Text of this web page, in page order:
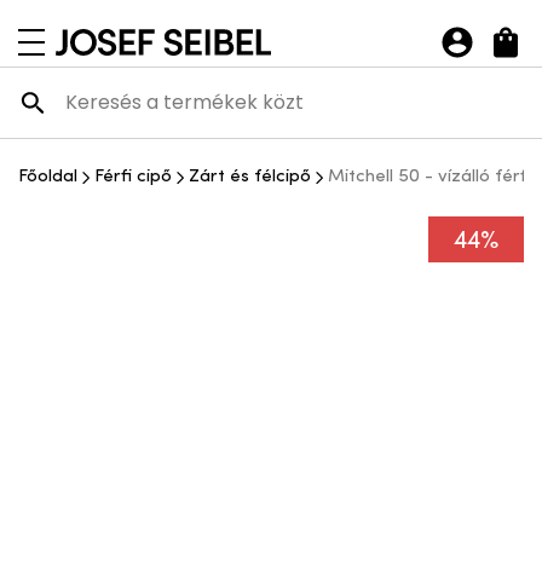
navigációs menü megnyitása
Josef Seibel Webshop
Főoldal Férfi cipő Zárt és félcipő Mitchell 50 - vízálló férfi
44%